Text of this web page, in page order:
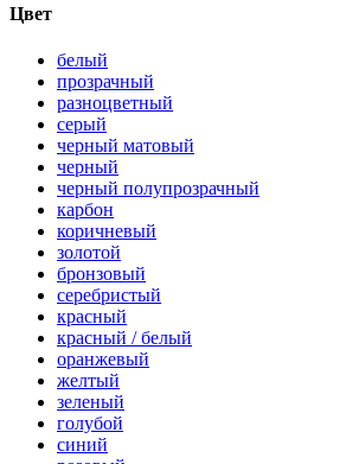
Цвет
белый
прозрачный
разноцветный
серый
черный матовый
черный
черный полупрозрачный
карбон
коричневый
золотой
бронзовый
серебристый
красный
красный / белый
оранжевый
желтый
зеленый
голубой
синий